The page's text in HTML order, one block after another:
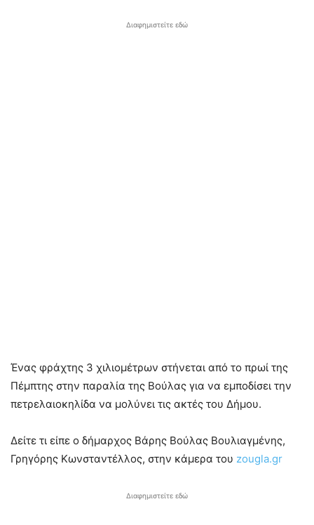
Διαφημιστείτε εδώ
Ένας φράχτης 3 χιλιομέτρων στήνεται από το πρωί της
Πέμπτης στην παραλία της Βούλας για να εμποδίσει την
πετρελαιοκηλίδα να μολύνει τις ακτές του Δήμου.
Δείτε τι είπε ο δήμαρχος Bάρης Βούλας Βουλιαγμένης,
Γρηγόρης Κωνσταντέλλος, στην κάμερα του zougla.gr
Διαφημιστείτε εδώ